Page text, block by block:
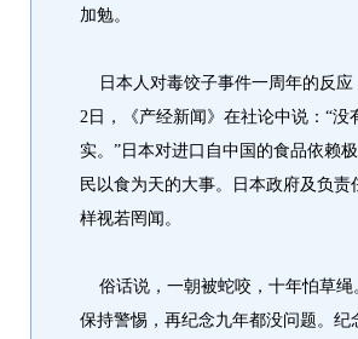
加勉。
日本人对毒饺子事件一周年的反应
2日，《产经新闻》在社论中说：“
实。”日本对进口自中国的食品依赖
民以食为天的大事。日本政府及负
样视若罔闻。
俗话说，一朝被蛇咬，十年怕草绳
保持警惕，再纪念九年都没问题。